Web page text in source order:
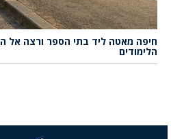
חיפה מאטה ליד בתי הספר ורצה
הלימודים